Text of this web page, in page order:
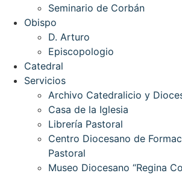
Seminario de Corbán
Obispo
D. Arturo
Episcopologio
Catedral
Servicios
Archivo Catedralicio y
Casa de la Iglesia
Librería Pastoral
Centro Diocesano de
Pastoral
Museo Diocesano “Regina